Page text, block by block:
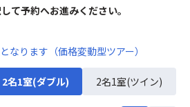
ークリゾート
朝食】ビュッフェ
て予約へお進みください。
なります（価格変動型ツアー）
2名1室(ダブル) 2名1室(ツイン)